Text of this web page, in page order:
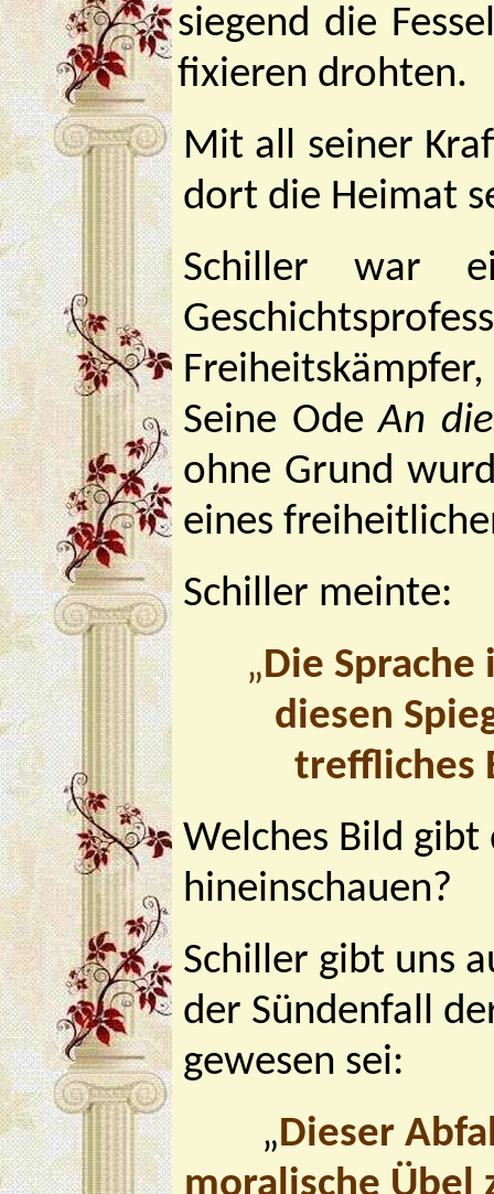
siegend die
fixieren drohten.
Mit all seiner
dort die Heimat
Schiller war
Seine OdeAn
ohne Grund
eines
Schiller meinte:
„Die
diesen
treffliches
Welches Bild
hineinschauen?
Schiller gibt uns
der Sündenfall
gewesen sei:
„Dieser